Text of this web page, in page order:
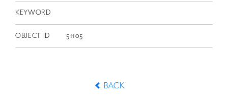
KEYWORD
OBJECT ID 51105
BACK